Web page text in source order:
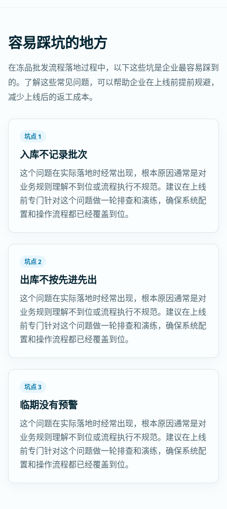
容易踩坑的地方
在冻品批发流程落地过程中，以下这些坑是企业最容易踩到
的。了解这些常见问题，可以帮助企业在上线前提前规避，
减少上线后的返工成本。
坑点 1
入库不记录批次
这个问题在实际落地时经常出现，根本原因通常是对
业务规则理解不到位或流程执行不规范。建议在上线
前专门针对这个问题做一轮排查和演练，确保系统配
置和操作流程都已经覆盖到位。
坑点 2
出库不按先进先出
这个问题在实际落地时经常出现，根本原因通常是对
业务规则理解不到位或流程执行不规范。建议在上线
前专门针对这个问题做一轮排查和演练，确保系统配
置和操作流程都已经覆盖到位。
坑点 3
临期没有预警
这个问题在实际落地时经常出现，根本原因通常是对
业务规则理解不到位或流程执行不规范。建议在上线
前专门针对这个问题做一轮排查和演练，确保系统配
置和操作流程都已经覆盖到位。